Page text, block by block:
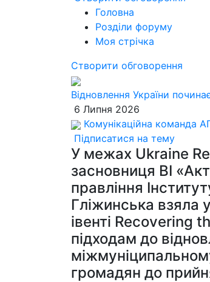
Головна
Розділи форуму
Моя стрічка
Створити обговорення
Відновлення України
6 Липня 2026
Комунікаційна команда
Підписатися на тему
У межах Ukraine
засновниця ВІ
правління
Гліжинська взяла
івенті Recovering
підходам до
громадян до